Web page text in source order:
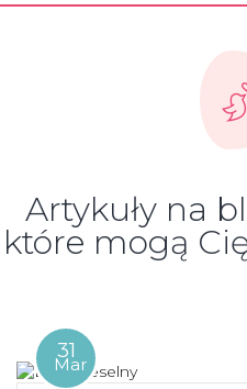
Artykuły na
które mogą
31
Mar